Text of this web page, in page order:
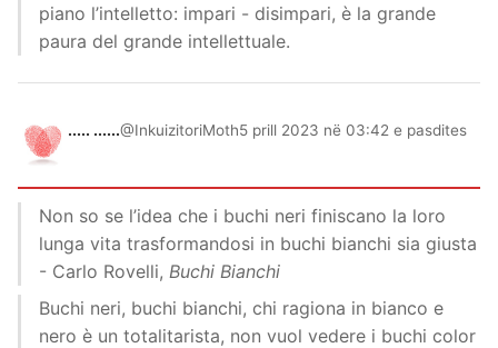
piano l’intelletto: impari - disimpari, è la grande
paura del grande intellettuale.
..... ......@InkuizitoriMoth5 prill 2023 në 03:42 e pasdites
Non so se l’idea che i buchi neri finiscano la loro
lunga vita trasformandosi in buchi bianchi sia giusta
- Carlo Rovelli, Buchi Bianchi
Buchi neri, buchi bianchi, chi ragiona in bianco e
nero è un totalitarista, non vuol vedere i buchi color